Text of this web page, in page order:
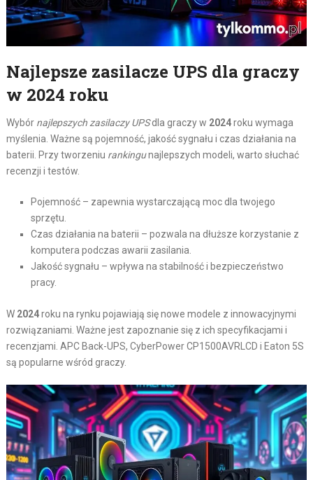
Najlepsze zasilacze UPS dla graczy
w 2024 roku
Wybór najlepszych zasilaczy UPSdla graczy w 2024roku wymaga
myślenia. Ważne są pojemność, jakość sygnału i czas działania na
baterii. Przy tworzeniu rankingunajlepszych modeli, warto słuchać
recenzji i testów.
Pojemność – zapewnia wystarczającą moc dla twojego
sprzętu.
Czas działania na baterii – pozwala na dłuższe korzystanie z
komputera podczas awarii zasilania.
Jakość sygnału – wpływa na stabilność i bezpieczeństwo
pracy.
W 2024roku na rynku pojawiają się nowe modele z innowacyjnymi
rozwiązaniami. Ważne jest zapoznanie się z ich specyfikacjami i
recenzjami. APC Back-UPS, CyberPower CP1500AVRLCD i Eaton 5S
są popularne wśród graczy.